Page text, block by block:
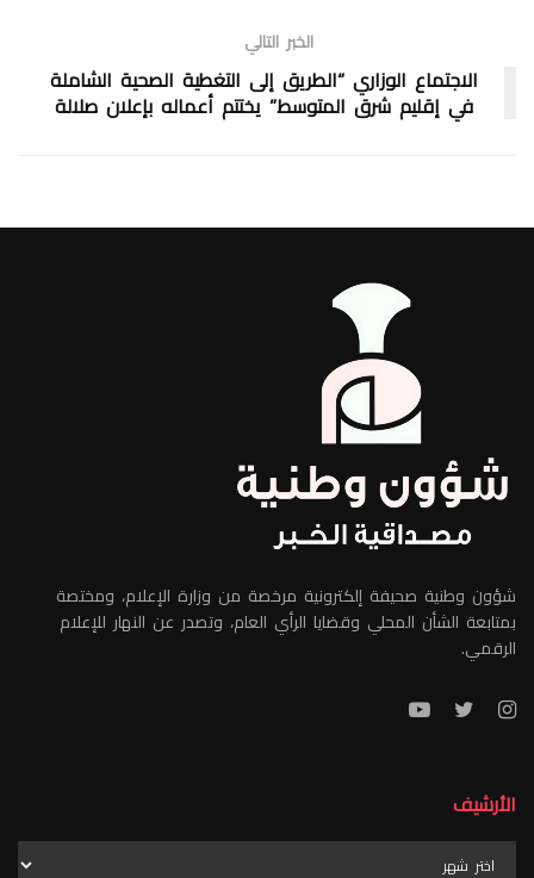
الخبر التالي
الاجتماع الوزاري “الطريق إلى التغطية الصحية الشاملة
في إقليم شرق المتوسط” يختتم أعماله بإعلان صلالة
شؤون وطنية صحيفة إلكترونية مرخصة من وزارة الإعلام، ومختصة
بمتابعة الشأن المحلي وقضايا الرأي العام، وتصدر عن النهار للإعلام
الرقمي.
الأرشيف
الأرشيف